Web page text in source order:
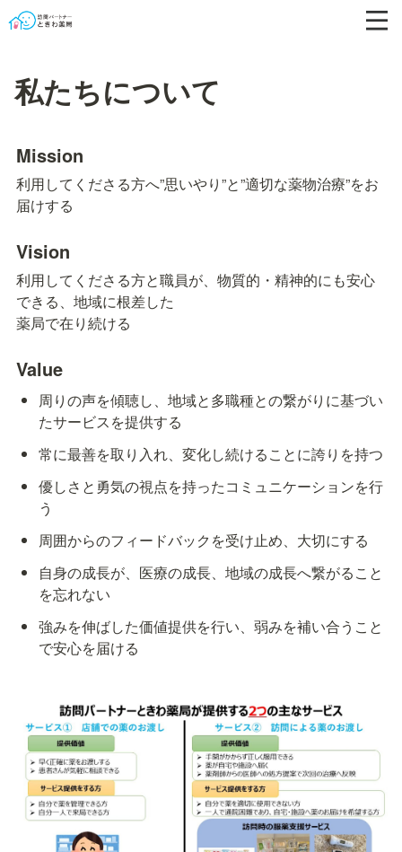
私たちについて
Mission
利用してくださる方へ”思いやり”と”適切な薬物治療”をお
届けする
Vision
利用してくださる方と職員が、物質的・精神的にも安心
できる、地域に根差した
薬局で在り続ける
Value
周りの声を傾聴し、地域と多職種との繋がりに基づい
たサービスを提供する
常に最善を取り入れ、変化し続けることに誇りを持つ
優しさと勇気の視点を持ったコミュニケーションを行
う
周囲からのフィードバックを受け止め、大切にする
自身の成長が、医療の成長、地域の成長へ繋がること
を忘れない
強みを伸ばした価値提供を行い、弱みを補い合うこと
で安心を届ける